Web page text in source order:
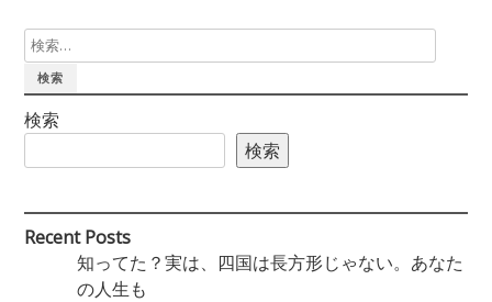
検
索:
検索
検索
Recent Posts
知ってた？実は、四国は長方形じゃない。あなた
の人生も